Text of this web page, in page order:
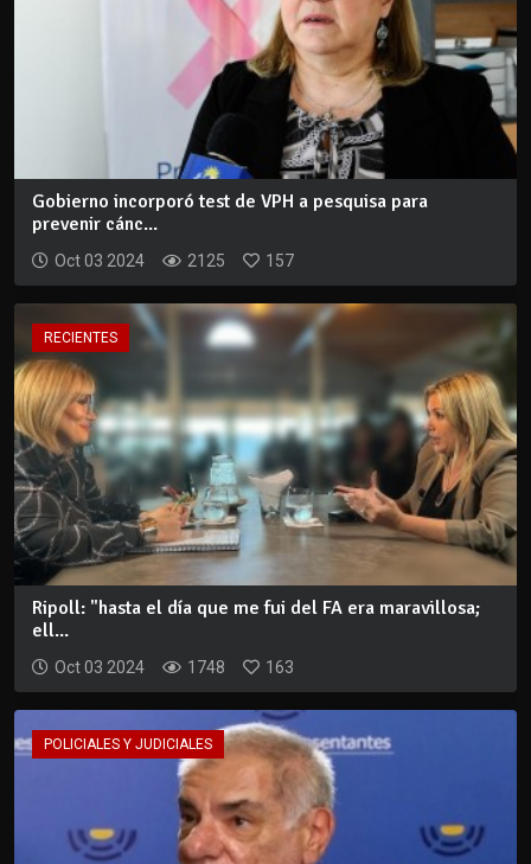
Gobierno incorporó test de VPH a pesquisa para
prevenir cánc...
Oct 03 2024 2125 157
RECIENTES
Ripoll: "hasta el día que me fui del FA era maravillosa;
ell...
Oct 03 2024 1748 163
POLICIALES Y JUDICIALES